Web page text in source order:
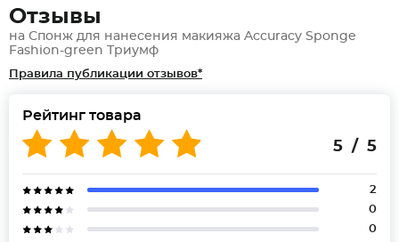
Отзывы
на Спонж для нанесения макияжа Accuracy Sponge
Fashion-green Триумф
Правила публикации отзывов*
Рейтинг товара
5 / 5
2
0
0